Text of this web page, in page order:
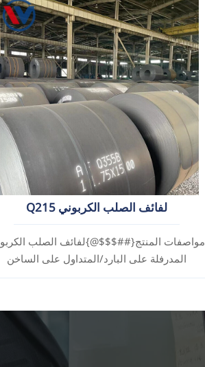
لفائف الصلب الكربوني Q215
مواصفات المنتج{##$$$@}لفائف الصلب
المدرفلة على البارد/المتداول على الساخن